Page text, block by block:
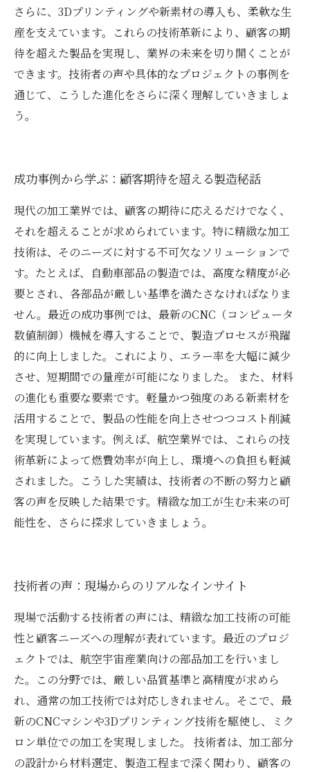
さらに、3Dプリンティングや新素材の導入も、柔軟な生
産を支えています。これらの技術革新により、顧客の期
待を超えた製品を実現し、業界の未来を切り開くことが
できます。技術者の声や具体的なプロジェクトの事例を
通じて、こうした進化をさらに深く理解していきましょ
う。
成功事例から学ぶ：顧客期待を超える製造秘話
現代の加工業界では、顧客の期待に応えるだけでなく、
それを超えることが求められています。特に精緻な加工
技術は、そのニーズに対する不可欠なソリューションで
す。たとえば、自動車部品の製造では、高度な精度が必
要とされ、各部品が厳しい基準を満たさなければなりま
せん。最近の成功事例では、最新のCNC（コンピュータ
数値制御）機械を導入することで、製造プロセスが飛躍
的に向上しました。これにより、エラー率を大幅に減少
させ、短期間での量産が可能になりました。 また、材料
の進化も重要な要素です。軽量かつ強度のある新素材を
活用することで、製品の性能を向上させつつコスト削減
を実現しています。例えば、航空業界では、これらの技
術革新によって燃費効率が向上し、環境への負担も軽減
されました。こうした実績は、技術者の不断の努力と顧
客の声を反映した結果です。精緻な加工が生む未来の可
能性を、さらに探求していきましょう。
技術者の声：現場からのリアルなインサイト
現場で活動する技術者の声には、精緻な加工技術の可能
性と顧客ニーズへの理解が表れています。最近のプロジ
ェクトでは、航空宇宙産業向けの部品加工を行いまし
た。この分野では、厳しい品質基準と高精度が求めら
れ、通常の加工技術では対応しきれません。そこで、最
新のCNCマシンや3Dプリンティング技術を駆使し、ミク
ロン単位での加工を実現しました。 技術者は、加工部分
の設計から材料選定、製造工程まで深く関わり、顧客の